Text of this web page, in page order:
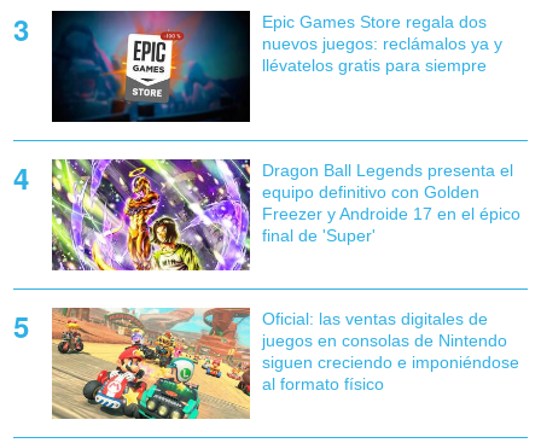
Epic Games Store regala dos
nuevos juegos: reclámalos ya y
llévatelos gratis para siempre
Dragon Ball Legends presenta el
equipo definitivo con Golden
Freezer y Androide 17 en el épico
final de 'Super'
Oficial: las ventas digitales de
juegos en consolas de Nintendo
siguen creciendo e imponiéndose
al formato físico